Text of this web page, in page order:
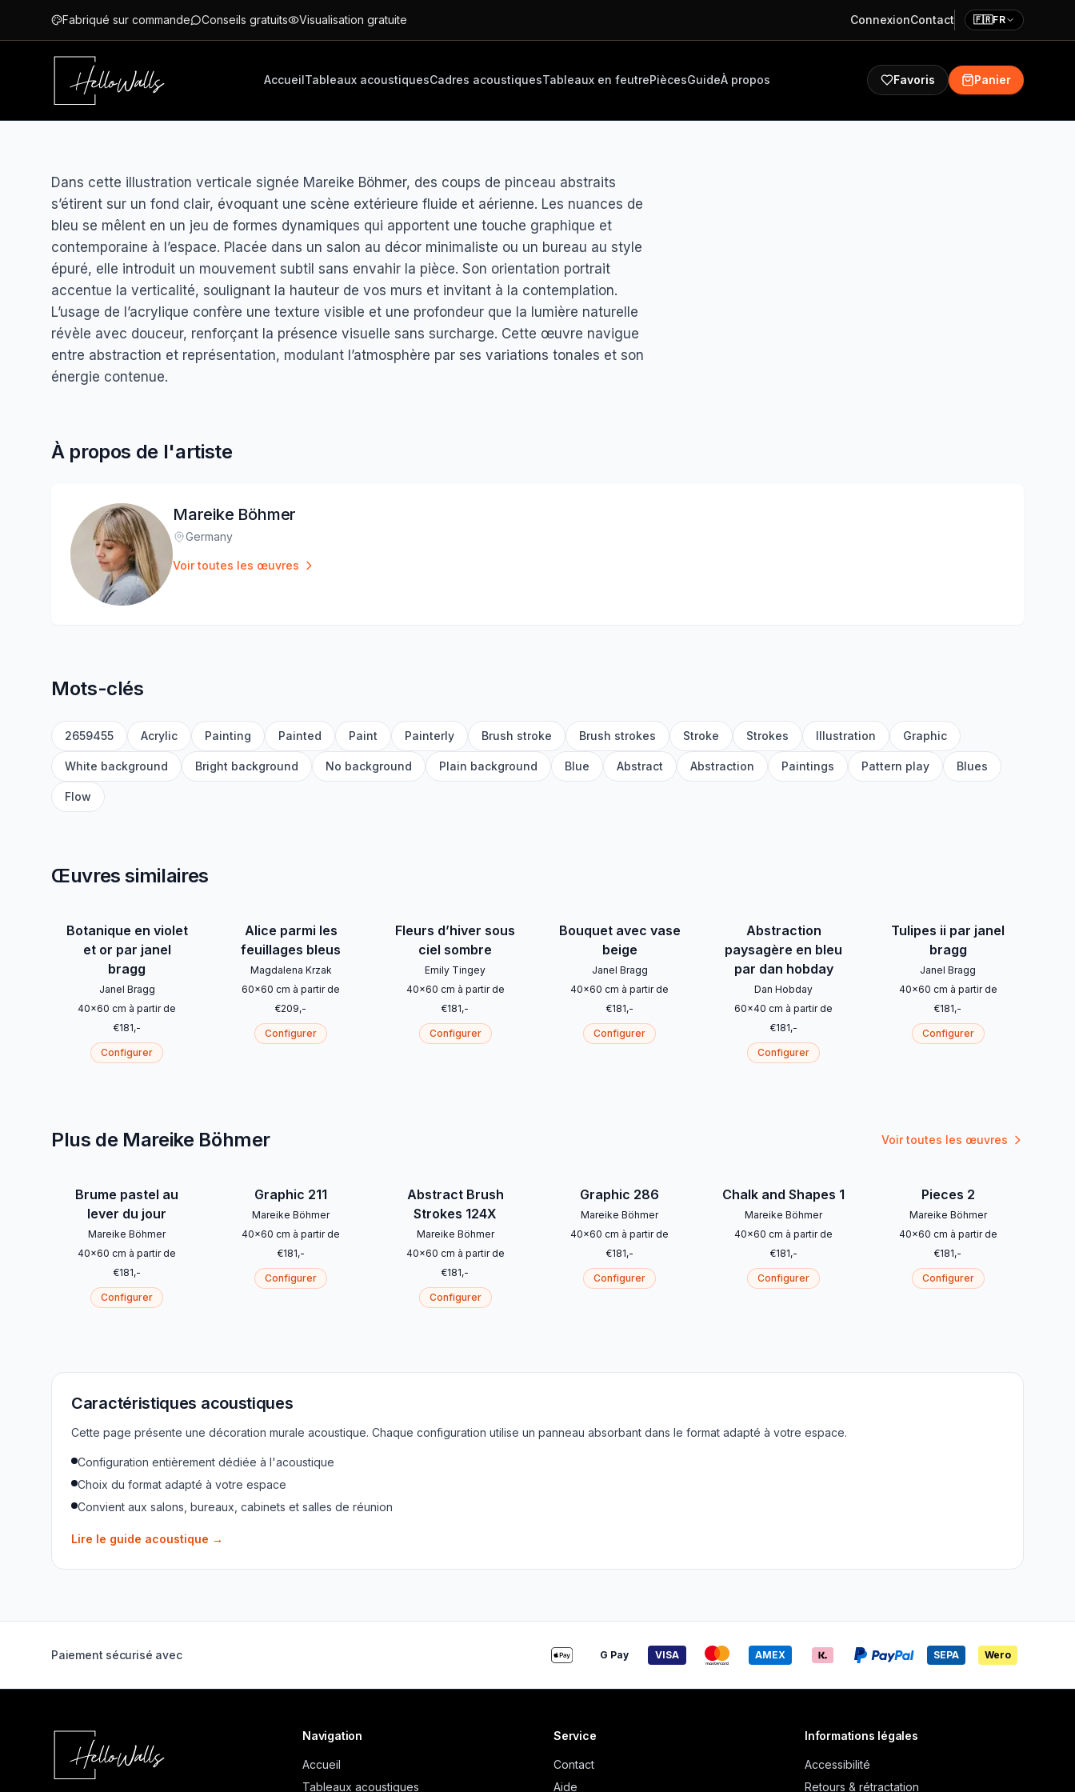
Fabriqué sur commande Conseils gratuits Visualisation gratuite ConnexionContact 🇫🇷FR
AccueilTableaux acoustiquesCadres acoustiquesTableaux en feutrePiècesGuideÀ propos Favoris Panier
Dans cette illustration verticale signée Mareike Böhmer, des coups de pinceau abstraits
s’étirent sur un fond clair, évoquant une scène extérieure fluide et aérienne. Les nuances de
bleu se mêlent en un jeu de formes dynamiques qui apportent une touche graphique et
contemporaine à l’espace. Placée dans un salon au décor minimaliste ou un bureau au style
épuré, elle introduit un mouvement subtil sans envahir la pièce. Son orientation portrait
accentue la verticalité, soulignant la hauteur de vos murs et invitant à la contemplation.
L’usage de l’acrylique confère une texture visible et une profondeur que la lumière naturelle
révèle avec douceur, renforçant la présence visuelle sans surcharge. Cette œuvre navigue
entre abstraction et représentation, modulant l’atmosphère par ses variations tonales et son
énergie contenue.
À propos de l'artiste
Mareike Böhmer
Lieu:
Germany
Voir toutes les œuvres
Mots-clés
2659455 Acrylic Painting Painted Paint Painterly Brush stroke Brush strokes Stroke Strokes Illustration Graphic
White background Bright background No background Plain background Blue Abstract Abstraction Paintings Pattern play Blues
Flow
Œuvres similaires
Botanique en violet
et or par janel
bragg
Janel Bragg
40x60 cm à partir de
€181,-
Configurer
Alice parmi les
feuillages bleus
Magdalena Krzak
60x60 cm à partir de
€209,-
Configurer
Fleurs d’hiver sous
ciel sombre
Emily Tingey
40x60 cm à partir de
€181,-
Configurer
Bouquet avec vase
beige
Janel Bragg
40x60 cm à partir de
€181,-
Configurer
Abstraction
paysagère en bleu
par dan hobday
Dan Hobday
60x40 cm à partir de
€181,-
Configurer
Tulipes ii par janel
bragg
Janel Bragg
40x60 cm à partir de
€181,-
Configurer
Plus de Mareike Böhmer Voir toutes les œuvres
Brume pastel au
lever du jour
Mareike Böhmer
40x60 cm à partir de
€181,-
Configurer
Graphic 211
Mareike Böhmer
40x60 cm à partir de
€181,-
Configurer
Abstract Brush
Strokes 124X
Mareike Böhmer
40x60 cm à partir de
€181,-
Configurer
Graphic 286
Mareike Böhmer
40x60 cm à partir de
€181,-
Configurer
Chalk and Shapes 1
Mareike Böhmer
40x60 cm à partir de
€181,-
Configurer
Pieces 2
Mareike Böhmer
40x60 cm à partir de
€181,-
Configurer
Caractéristiques acoustiques
Cette page présente une décoration murale acoustique. Chaque configuration utilise un panneau absorbant dans le format adapté à votre espace.
Configuration entièrement dédiée à l'acoustique
Choix du format adapté à votre espace
Convient aux salons, bureaux, cabinets et salles de réunion
Lire le guide acoustique →
Paiement sécurisé avec G Pay VISA AMEX SEPA Wero
Navigation
Accueil
Tableaux acoustiques
Service
Contact
Aide
Informations légales
Accessibilité
Retours & rétractation